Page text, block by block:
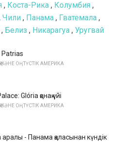
, Коста-Рика , Колумбия ,
Чили , Панама , Гватемала ,
, Белиз , Никарагуа , Уругвай
Patrias
ЖӘНЕ ОҢТҮСТІК АМЕРИКА
Glória қонақ үйі
ЖӘНЕ ОҢТҮСТІК АМЕРИКА
аралы - Панама қаласынан күндік